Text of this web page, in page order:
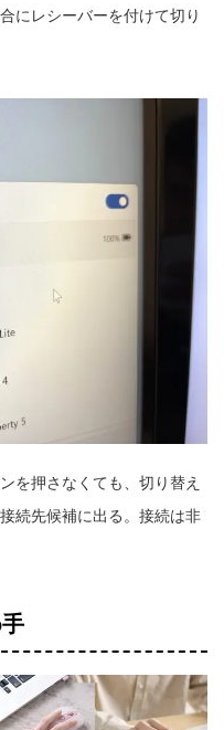
にレシーバーを付けて切り
を押さなくても、切り替え
続先候補に出る。接続は非